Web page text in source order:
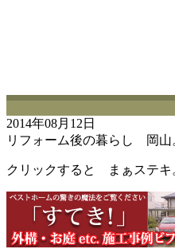
2014年08月12日
リフォーム後の暮らし 岡山
クリックすると まぁステキ